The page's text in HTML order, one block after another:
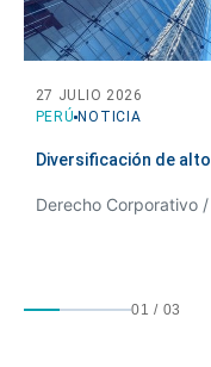
PERÚ NOTICIA
27 JULIO 2026
Diversificación de alto
01 / 03